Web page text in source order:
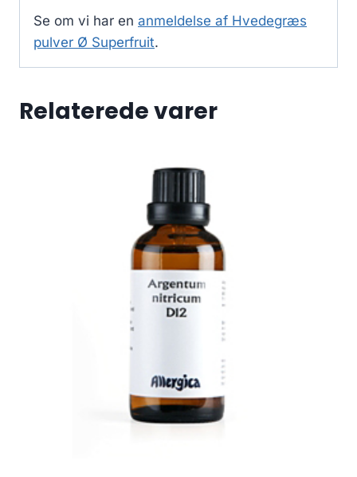
Se om vi har en anmeldelse af Hvedegræs
pulver Ø Superfruit.
Relaterede varer